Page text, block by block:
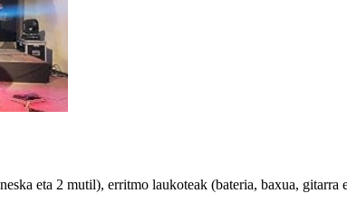
eta 2 mutil), erritmo laukoteak (bateria, baxua, gitarra